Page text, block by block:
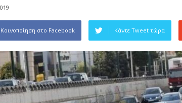
Κοινοποίηση στο Facebook Κάντε Tweet τώρα